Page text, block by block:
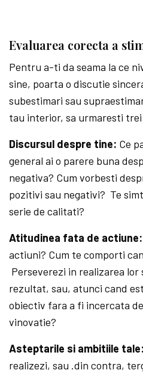
Evaluarea corecta a
Pentru a-ti da seama la ce
sine, poarta o discutie
subestimari sau
tau interior, sa urmaresti
Discursul despre tine: Ce
general ai o parere buna
negativa? Cum vorbesti
pozitivi sau negativi? Te
serie de calitati?
Atitudinea fata de actiune:
actiuni? Cum te comporti
Perseverezi in realizarea lor
rezultat, sau, atunci cand
obiectiv fara a fi incercata
vinovatie?
Asteptarile si ambitiile tale:
realizezi, sau .din contra,